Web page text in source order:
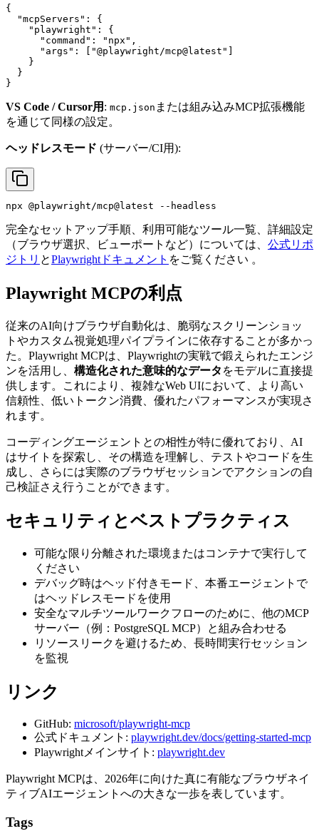
{
  "mcpServers": {
    "playwright": {
      "command": "npx",
      "args": ["@playwright/mcp@latest"]
    }
  }
VS Code / Cursor用 : mcp.json または組み込みMCP拡張機能
を通じて同様の設定。
ヘッドレスモード (サーバー/CI用):
完全なセットアップ手順、利用可能なツール一覧、詳細設定
（ブラウザ選択、ビューポートなど）については、 公式リポ
ジトリ とPlaywrightドキュメント をご覧ください 。
Playwright MCPの利点
従来のAI向けブラウザ自動化は、脆弱なスクリーンショッ
トやカスタム視覚処理パイプラインに依存することが多かっ
た。Playwright MCPは、Playwrightの実戦で鍛えられたエンジ
ンを活用し、 構造化された意味的なデータ をモデルに直接提
供します。これにより、複雑なWeb UIにおいて、より高い
信頼性、低いトークン消費、優れたパフォーマンスが実現さ
れます。
コーディングエージェントとの相性が特に優れており、AI
はサイトを探索し、その構造を理解し、テストやコードを生
成し、さらには実際のブラウザセッションでアクションの自
己検証さえ行うことができます。
セキュリティとベストプラクティス
可能な限り分離された環境またはコンテナで実行して
ください
デバッグ時はヘッド付きモード、本番エージェントで
はヘッドレスモードを使用
安全なマルチツールワークフローのために、他のMCP
サーバー（例：PostgreSQL MCP）と組み合わせる
リソースリークを避けるため、長時間実行セッション
を監視
リンク
GitHub: microsoft/playwright-mcp
公式ドキュメント: playwright.dev/docs/getting-started-mcp
Playwrightメインサイト: playwright.dev
Playwright MCPは、2026年に向けた真に有能なブラウザネイ
ティブAIエージェントへの大きな一歩を表しています。
Tags